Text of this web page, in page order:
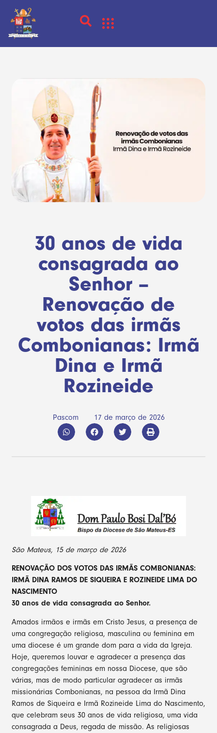
30 anos de vida
consagrada ao
Senhor –
Renovação de
votos das irmãs
Combonianas: Irmã
Dina e Irmã
Rozineide
Pascom 17 de março de 2026
São Mateus, 15 de março de 2026
RENOVAÇÃO DOS VOTOS DAS IRMÃS COMBONIANAS:
IRMÃ DINA RAMOS DE SIQUEIRA E ROZINEIDE LIMA DO
NASCIMENTO
30 anos de vida consagrada ao Senhor.
Amados irmãos e irmãs em Cristo Jesus, a presença de
uma congregação religiosa, masculina ou feminina em
uma diocese é um grande dom para a vida da Igreja.
Hoje, queremos louvar e agradecer a presença das
congregações femininas em nossa Diocese, que são
várias, mas de modo particular agradecer as irmãs
missionárias Combonianas, na pessoa da Irmã Dina
Ramos de Siqueira e Irmã Rozineide Lima do Nascimento,
que celebram seus 30 anos de vida religiosa, uma vida
consagrada a Deus, regada de missão. As religiosas